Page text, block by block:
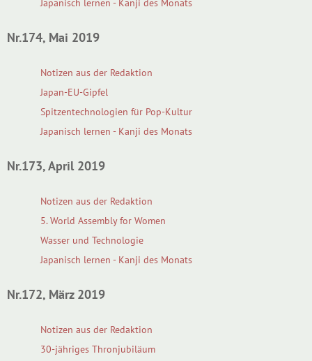
Japanisch lernen - Kanji des Monats
Nr.174, Mai 2019
Notizen aus der Redaktion
Japan-EU-Gipfel
Spitzentechnologien für Pop-Kultur
Japanisch lernen - Kanji des Monats
Nr.173, April 2019
Notizen aus der Redaktion
5. World Assembly for Women
Wasser und Technologie
Japanisch lernen - Kanji des Monats
Nr.172, März 2019
Notizen aus der Redaktion
30-jähriges Thronjubiläum